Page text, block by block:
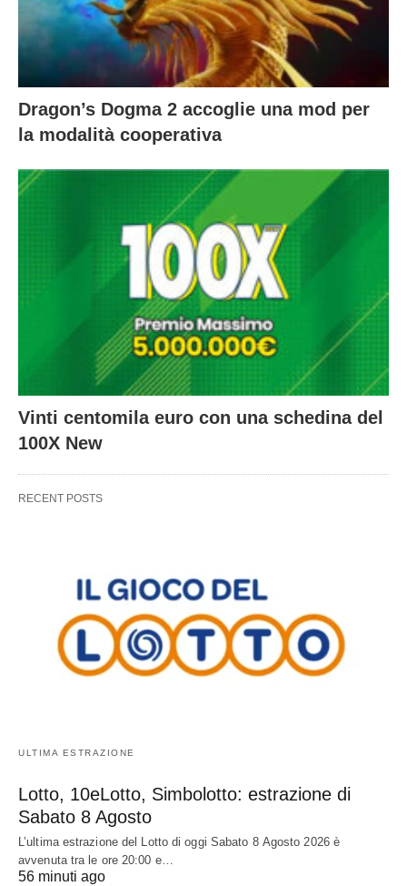
Dragon’s Dogma 2 accoglie una mod per
la modalità cooperativa
Vinti centomila euro con una schedina del
100X New
RECENT POSTS
ULTIMA ESTRAZIONE
Lotto, 10eLotto, Simbolotto: estrazione di
Sabato 8 Agosto
L’ultima estrazione del Lotto di oggi Sabato 8 Agosto 2026 è
avvenuta tra le ore 20:00 e…
56 minuti ago